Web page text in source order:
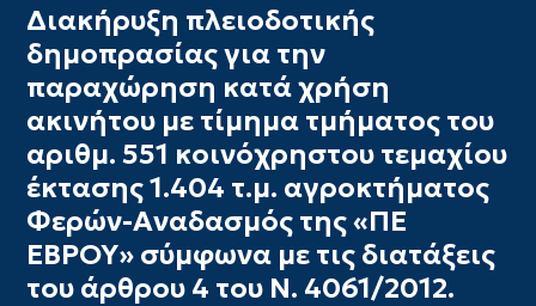
Διακήρυξη πλειοδοτικής
δημοπρασίας για την
παραχώρηση κατά χρήση
ακινήτου με τίμημα τμήματος του
αριθμ. 551 κοινόχρηστου τεμαχίου
έκτασης 1.404 τ.μ. αγροκτήματος
Φερών-Αναδασμός της «ΠΕ
ΕΒΡΟΥ» σύμφωνα με τις διατάξεις
του άρθρου 4 του Ν. 4061/2012.